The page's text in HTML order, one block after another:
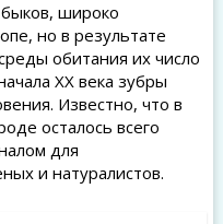
широко
но в результате
обитания их число
XX века зубры
Известно, что в
осталось всего
для
и натуралистов.